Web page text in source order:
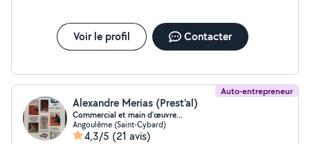
Voir le profil Contacter
Auto-entrepreneur
Alexandre Merias (Prest'al)
Commercial et main d'œuvre...
Angoulême (Saint-Cybard)
4,3/5 (21 avis)